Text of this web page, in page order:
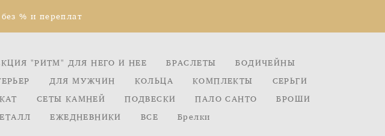
% и переплат
"РИТМ" ДЛЯ НЕГО И НЕЕ БРАСЛЕТЫ
БОДИЧЕЙНЫ
ДЛЯ МУЖЧИН КОЛЬЦА КОМПЛЕКТЫ
СЕРЬГИ
СЕТЫ КАМНЕЙ ПОДВЕСКИ ПАЛО САНТО
БРОШИ
ЕЖЕДНЕВНИКИ ВСЕ Брелки